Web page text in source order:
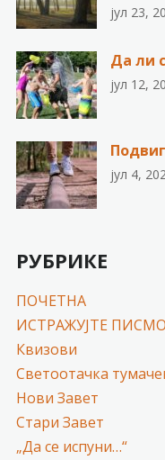
јул 23,
Да ли
јул 12,
јул 4,
РУБРИКЕ
ПОЧЕТНА
ИСТРАЖУЈТЕ ПИСМО
Квизови
Светоотачка
Нови Завет
Стари Завет
„Да се испуни…“